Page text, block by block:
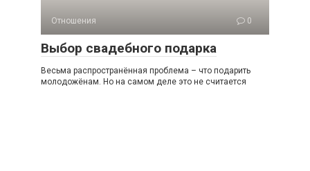
Отношения 0
Выбор свадебного подарка
Весьма распространённая проблема – что подарить
молодожёнам. Но на самом деле это не считается